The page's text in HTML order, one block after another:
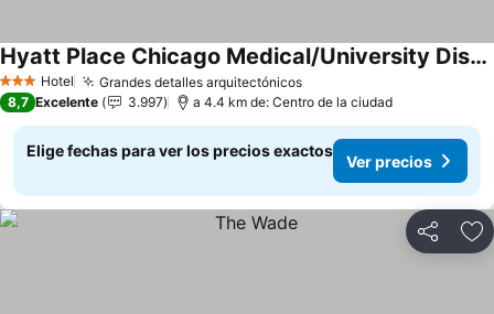
3 Estrellas
Hotel Grandes detalles arquitectónicos
Hyatt Place Chicago Medical/University District
8,7 Excelente 3.997 a 4.4 km de: Centro de la ciudad
Elige fechas para ver los precios exactos
Ver precios
Compartir